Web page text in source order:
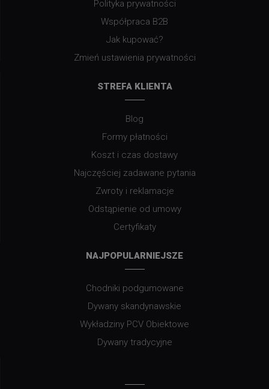
Polityka prywatności
Współpraca B2B
Jak kupować?
Zmień ustawienia prywatności
STREFA KLIENTA
Blog
Formy płatności
Koszt i czas dostawy
Najczęściej zadawane pytania
Zwroty i reklamacje
Odstąpienie od umowy
Certyfikaty
NAJPOPULARNIEJSZE
Chodniki podgumowane
Dywany skandynawskie
Wykładziny PCV Obiektowe
Dywany tradycyjne